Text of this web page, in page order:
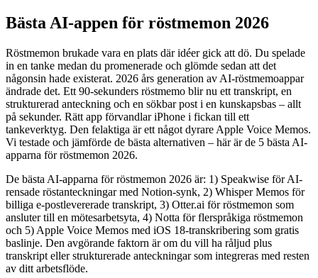
Bästa AI-appen för röstmemon 2026
Röstmemon brukade vara en plats där idéer gick att dö. Du spelade
in en tanke medan du promenerade och glömde sedan att det
någonsin hade existerat. 2026 års generation av AI-röstmemoappar
ändrade det. Ett 90-sekunders röstmemo blir nu ett transkript, en
strukturerad anteckning och en sökbar post i en kunskapsbas – allt
på sekunder. Rätt app förvandlar iPhone i fickan till ett
tankeverktyg. Den felaktiga är ett något dyrare Apple Voice Memos.
Vi testade och jämförde de bästa alternativen – här är de 5 bästa AI-
apparna för röstmemon 2026.
De bästa AI-apparna för röstmemon 2026 är: 1) Speakwise för AI-
rensade röstanteckningar med Notion-synk, 2) Whisper Memos för
billiga e-postlevererade transkript, 3) Otter.ai för röstmemon som
ansluter till en mötesarbetsyta, 4) Notta för flerspråkiga röstmemon
och 5) Apple Voice Memos med iOS 18-transkribering som gratis
baslinje. Den avgörande faktorn är om du vill ha råljud plus
transkript eller strukturerade anteckningar som integreras med resten
av ditt arbetsflöde.